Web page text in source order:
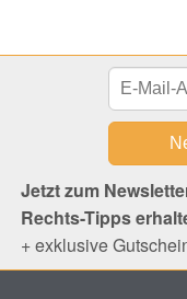
Jetzt zum
Rechts-Tipps
+ exklusive